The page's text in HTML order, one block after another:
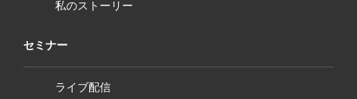
私のストーリー
セミナー
ライブ配信